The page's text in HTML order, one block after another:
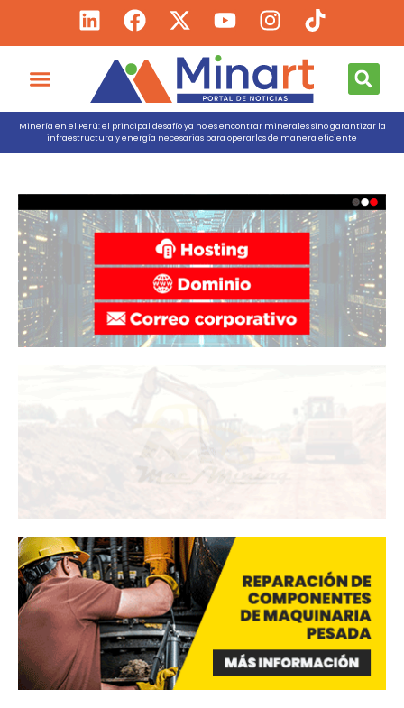
Minería en el Perú: el principal desafío ya no es encontrar minerales sino garantizar la
infraestructura y energía necesarias para operarlos de manera eficiente